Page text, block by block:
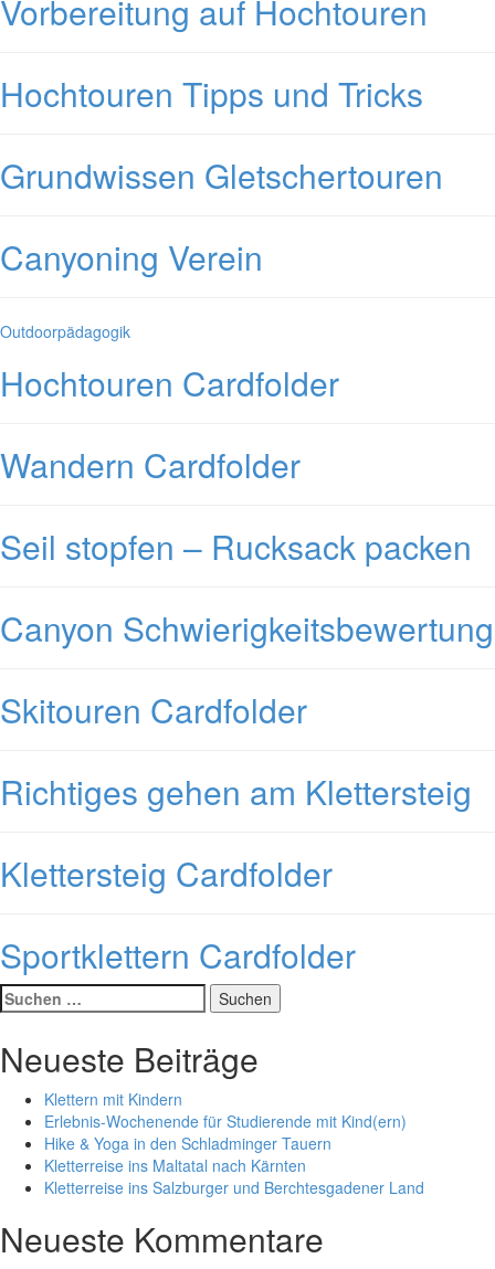
Vorbereitung auf Hochtouren
Hochtouren Tipps und Tricks
Grundwissen Gletschertouren
Canyoning Verein
Kategorien
Outdoorpädagogik
Hochtouren Cardfolder
Wandern Cardfolder
Seil stopfen – Rucksack packen
Canyon Schwierigkeitsbewertung
Skitouren Cardfolder
Richtiges gehen am Klettersteig
Klettersteig Cardfolder
Sportklettern Cardfolder
Suche
nach:
Neueste Beiträge
Klettern mit Kindern
Erlebnis-Wochenende für Studierende mit Kind(ern)
Hike & Yoga in den Schladminger Tauern
Kletterreise ins Maltatal nach Kärnten
Kletterreise ins Salzburger und Berchtesgadener Land
Neueste Kommentare